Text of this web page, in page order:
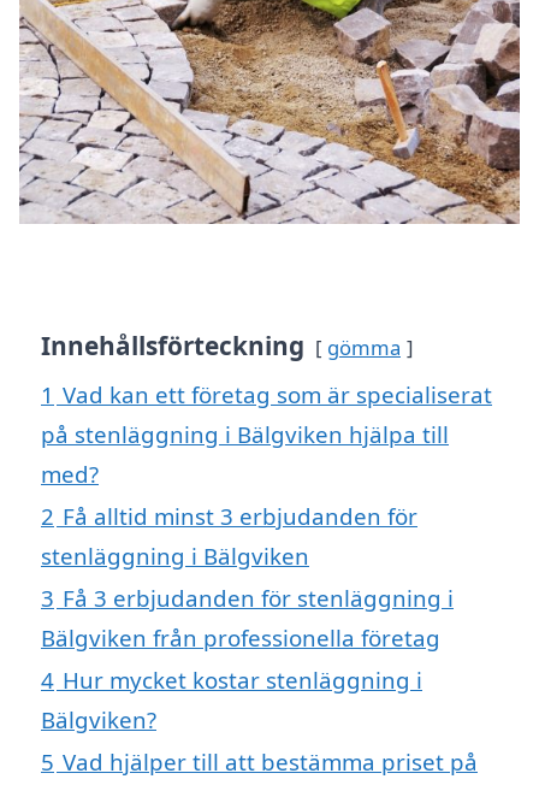
Innehållsförteckning gömma
1 Vad kan ett företag som är specialiserat
på stenläggning i Bälgviken hjälpa till
med?
2 Få alltid minst 3 erbjudanden för
stenläggning i Bälgviken
3 Få 3 erbjudanden för stenläggning i
Bälgviken från professionella företag
4 Hur mycket kostar stenläggning i
Bälgviken?
5 Vad hjälper till att bestämma priset på